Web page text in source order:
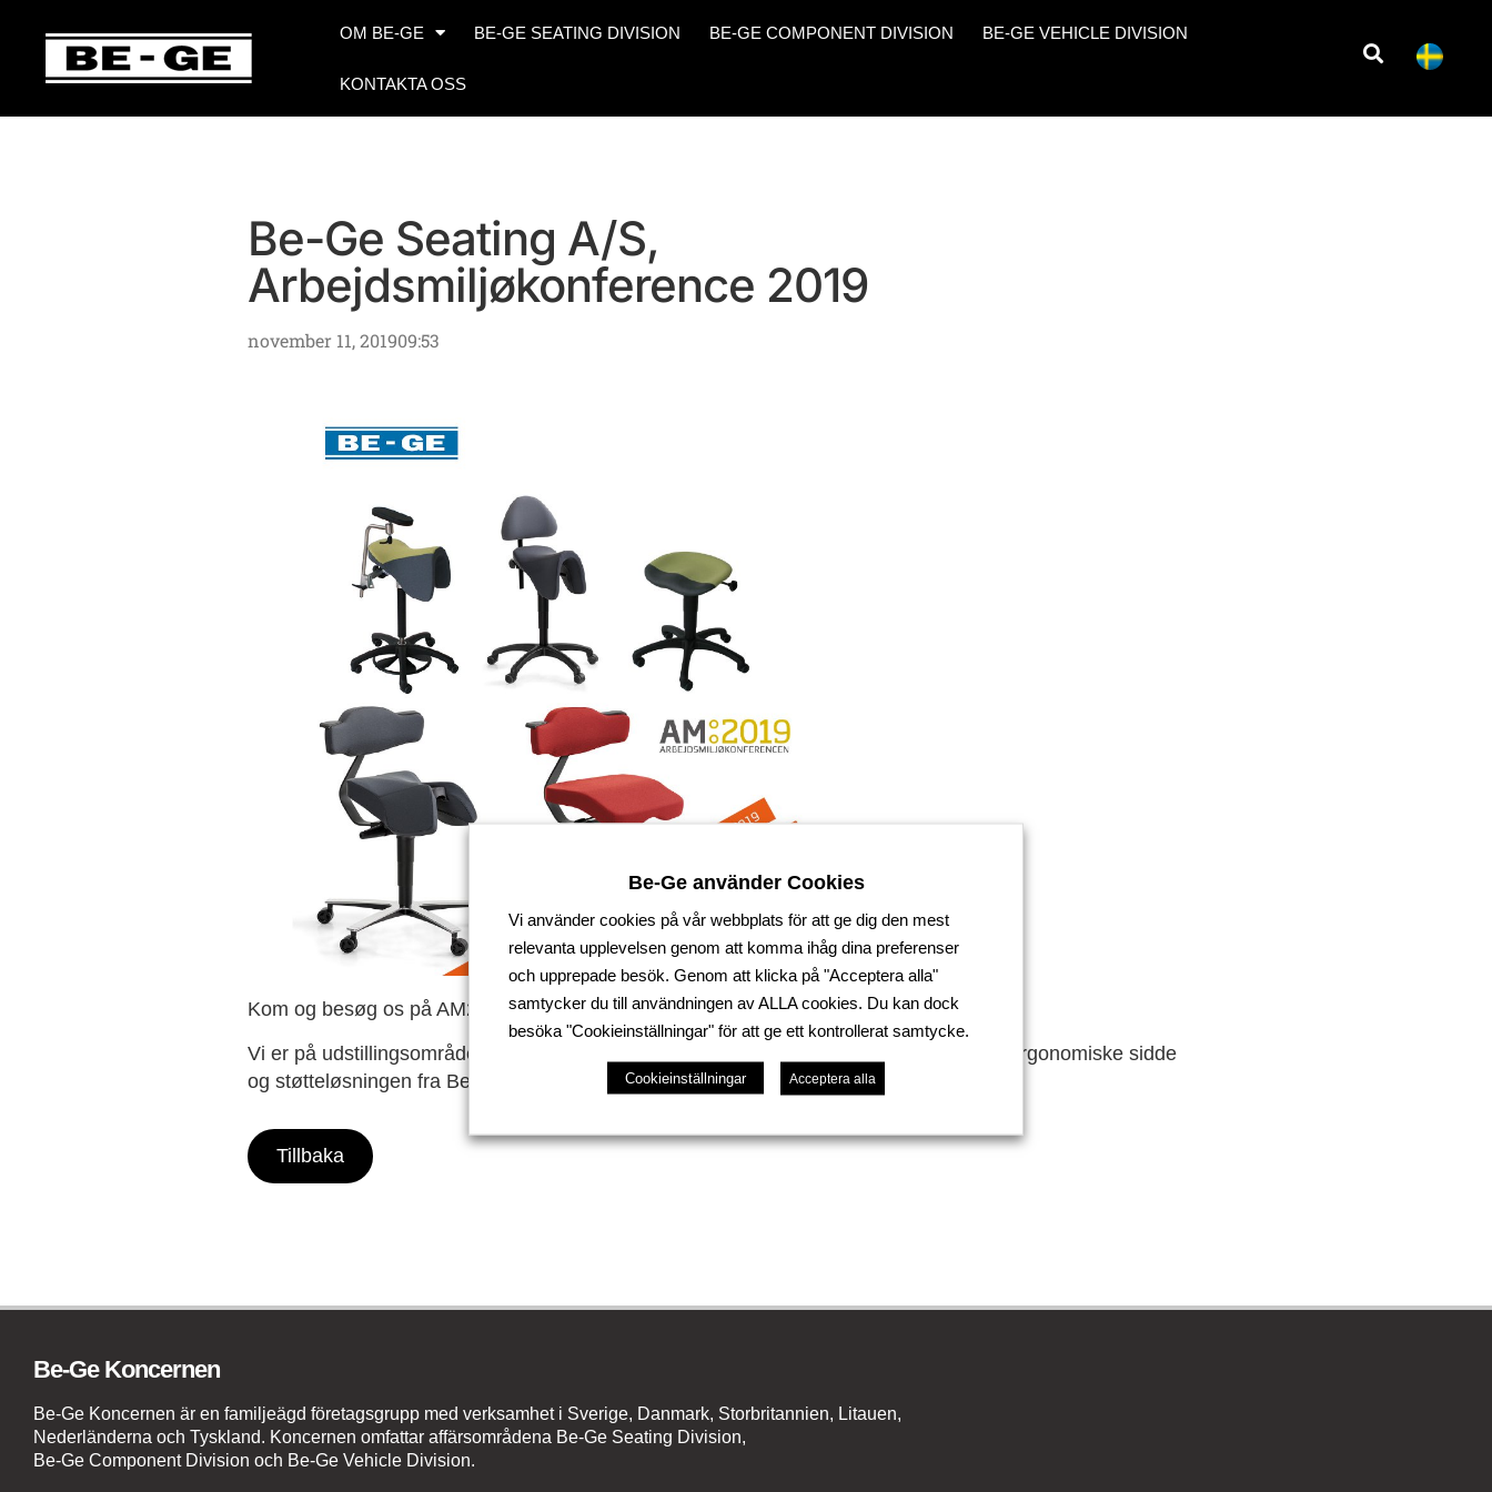
OM BE-GE BE-GE SEATING DIVISION BE-GE COMPONENT DIVISION BE-GE VEHICLE DIVISION
KONTAKTA OSS
Be-Ge Seating A/S,
Arbejdsmiljøkonference 2019
november 11, 201909:53
Kom og besøg os på AM2019 Arbejdsmiljøkonference 2019.
Vi er på udstillingsområdet 10-12 November og er klar til at vise vores nye program af ergonomiske sidde
og støtteløsningen fra Be-Ge Frapett.
Tillbaka
Be-Ge Koncernen
Be-Ge Koncernen är en familjeägd företagsgrupp med verksamhet i Sverige, Danmark, Storbritannien, Litauen,
Nederländerna och Tyskland. Koncernen omfattar affärsområdena Be-Ge Seating Division,
Be-Ge Component Division och Be-Ge Vehicle Division.
Be-Ge använder Cookies
Vi använder cookies på vår webbplats för att ge dig den mest
relevanta upplevelsen genom att komma ihåg dina preferenser
och upprepade besök. Genom att klicka på "Acceptera alla"
samtycker du till användningen av ALLA cookies. Du kan dock
besöka "Cookieinställningar" för att ge ett kontrollerat samtycke.
Cookieinställningar Acceptera alla